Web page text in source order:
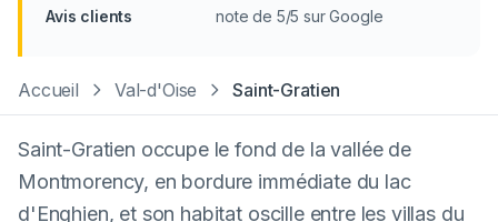
Avis clients
note de 5/5 sur Google
Accueil Val-d'Oise Saint-Gratien
Saint-Gratien occupe le fond de la vallée de
Montmorency, en bordure immédiate du lac
d'Enghien, et son habitat oscille entre les villas du